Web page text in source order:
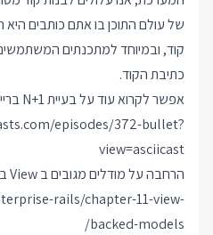
של עולם התוכן בו אתם כותבים
קוד, ובמיוחד למתכנתים
כתיבת הקוד.
אפשר לקרוא עוד על בעיית N+1 בריילס בקישור:
episodes/372-bullet?
view=asciicast
הרחבה על מודלים מגובים ב View בריילס:
rails/chapter-11-view-
backed-models/